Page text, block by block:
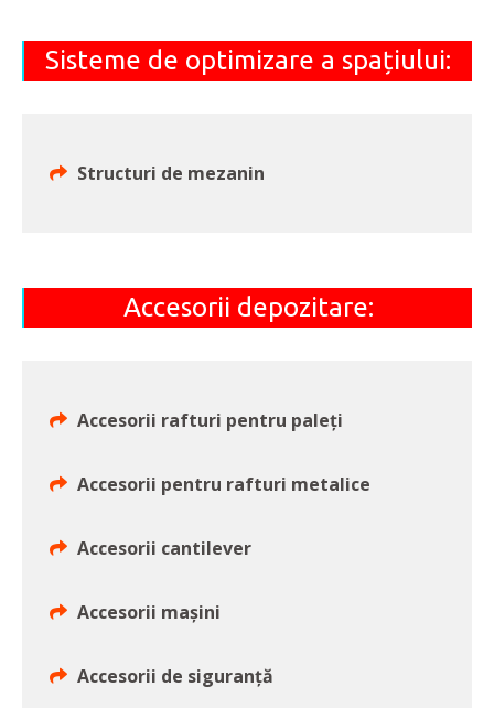
Sisteme de optimizare a spațiului:
Structuri de mezanin
Accesorii depozitare:
Accesorii rafturi pentru paleți
Accesorii pentru rafturi metalice
Accesorii cantilever
Accesorii mașini
Accesorii de siguranță